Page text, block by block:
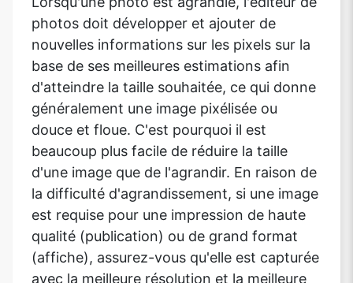
photos doit développer et ajouter de
nouvelles informations sur les pixels sur la
base de ses meilleures estimations afin
d'atteindre la taille souhaitée, ce qui donne
généralement une image pixélisée ou
douce et floue. C'est pourquoi il est
beaucoup plus facile de réduire la taille
d'une image que de l'agrandir. En raison de
la difficulté d'agrandissement, si une image
est requise pour une impression de haute
qualité (publication) ou de grand format
(affiche), assurez-vous qu'elle est capturée
avec la meilleure résolution et la meilleure